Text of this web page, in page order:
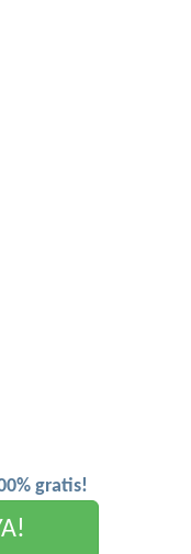
gratis!